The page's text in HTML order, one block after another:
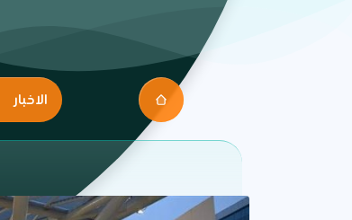
الاخبار